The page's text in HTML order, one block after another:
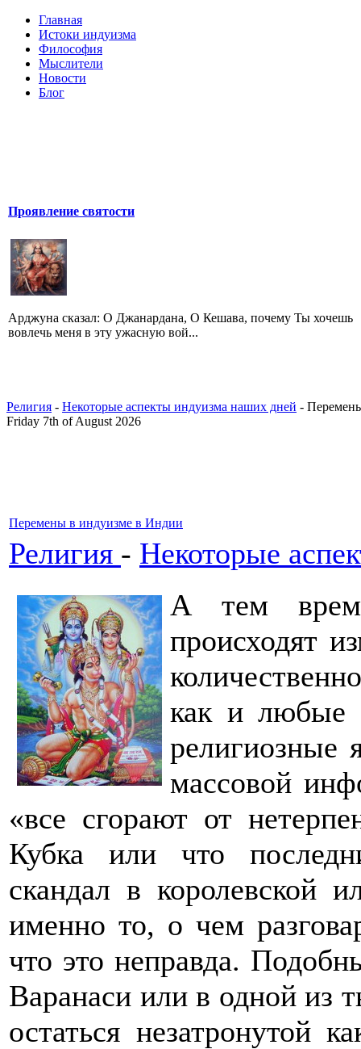
Главная
Истоки индуизма
Философия
Мыслители
Новости
Блог
Проявление святости
Арджуна сказал: O Джанардана, O Кешава, почему Ты хочешь
вовлечь меня в эту ужасную вой...
Религия - Некоторые аспекты индуизма наших дней -
Friday 7th of August 2026
Перемены в индуизме в Индии
Религия - Некоторые
А тем
происходят
как и любые
религиозные
массовой
«все сгорают от
Кубка или что
скандал в королевской
именно то, о чем
что это неправда.
Варанаси или в одной из
остаться незатронутой